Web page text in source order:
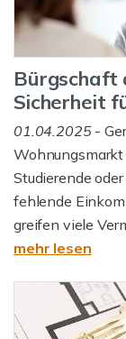
Bürgschaft
Sicherheit
01.04.2025-
Studierende
fehlende
greifen viele
mehr lesen